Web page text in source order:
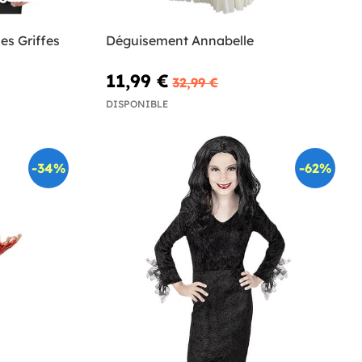
Griffes Déguisement Annabelle
11,99 € 32,99 €
DISPONIBLE
-34% -62%